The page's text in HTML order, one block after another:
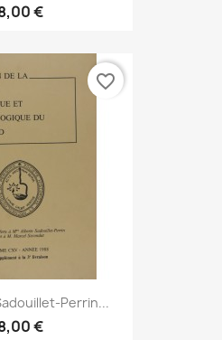
€
Perrin...
€
favorite_border